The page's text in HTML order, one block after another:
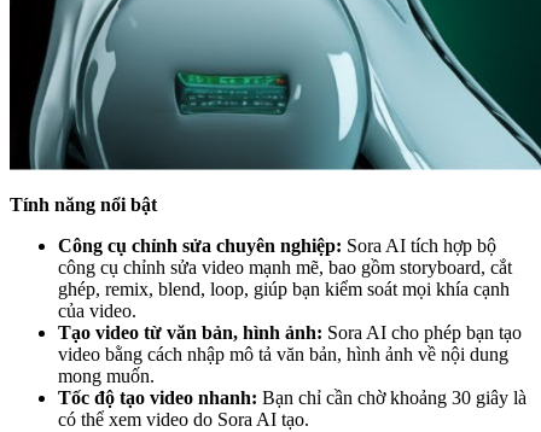
Tính năng nổi bật
Công cụ chỉnh sửa chuyên nghiệp: Sora AI tích hợp bộ
công cụ chỉnh sửa video mạnh mẽ, bao gồm storyboard, cắt
ghép, remix, blend, loop, giúp bạn kiểm soát mọi khía cạnh
của video.
Tạo video từ văn bản, hình ảnh: Sora AI cho phép bạn tạo
video bằng cách nhập mô tả văn bản, hình ảnh về nội dung
mong muốn.
Tốc độ tạo video nhanh: Bạn chỉ cần chờ khoảng 30 giây là
có thể xem video do Sora AI tạo.